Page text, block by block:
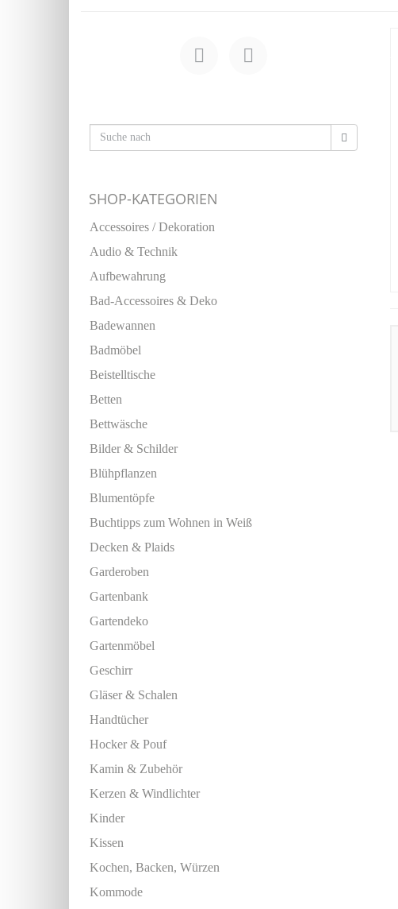
SHOP-KATEGORIEN
Accessoires / Dekoration
Audio & Technik
Aufbewahrung
Bad-Accessoires & Deko
Badewannen
Badmöbel
Beistelltische
Betten
Bettwäsche
Bilder & Schilder
Blühpflanzen
Blumentöpfe
Buchtipps zum Wohnen in Weiß
Decken & Plaids
Garderoben
Gartenbank
Gartendeko
Gartenmöbel
Geschirr
Gläser & Schalen
Handtücher
Hocker & Pouf
Kamin & Zubehör
Kerzen & Windlichter
Kinder
Kissen
Kochen, Backen, Würzen
Kommode